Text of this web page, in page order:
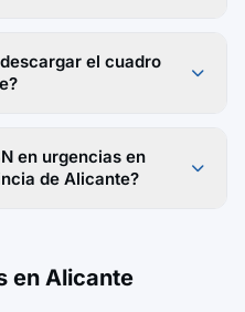
el cuadro
en urgencias en
de Alicante?
en Alicante